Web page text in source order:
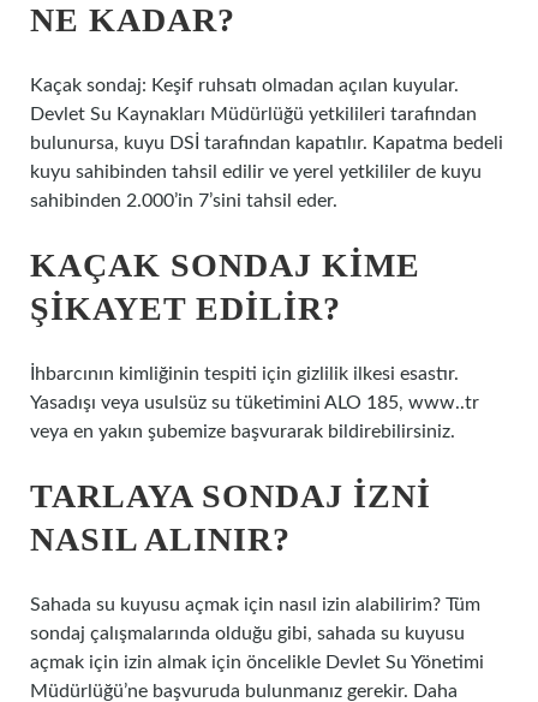
NE KADAR?
Kaçak sondaj: Keşif ruhsatı olmadan açılan kuyular.
Devlet Su Kaynakları Müdürlüğü yetkilileri tarafından
bulunursa, kuyu DSİ tarafından kapatılır. Kapatma bedeli
kuyu sahibinden tahsil edilir ve yerel yetkililer de kuyu
sahibinden 2.000’in 7’sini tahsil eder.
KAÇAK SONDAJ KIME
ŞIKAYET EDILIR?
İhbarcının kimliğinin tespiti için gizlilik ilkesi esastır.
Yasadışı veya usulsüz su tüketimini ALO 185, www..tr
veya en yakın şubemize başvurarak bildirebilirsiniz.
TARLAYA SONDAJ IZNI
NASIL ALINIR?
Sahada su kuyusu açmak için nasıl izin alabilirim? Tüm
sondaj çalışmalarında olduğu gibi, sahada su kuyusu
açmak için izin almak için öncelikle Devlet Su Yönetimi
Müdürlüğü’ne başvuruda bulunmanız gerekir. Daha